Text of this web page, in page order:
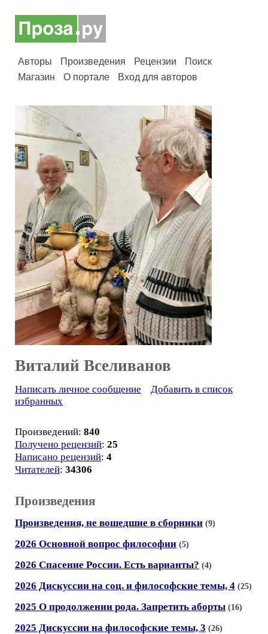
Авторы Произведения Рецензии
Поиск
Магазин
О портале Вход для авторов
Виталий Вселиванов
Написать личное сообщение
Добавить в список
избранных
Произведений: 840
Получено рецензий: 25
Написано рецензий: 4
Читателей: 34306
Произведения
Произведения, не вошедшие в сборники (9)
2026 Основной вопрос философии (5)
2026 Спасение России. Есть варианты? (4)
2026 Дискуссии на соц. и философские темы, 4 (25)
2025 О продолжении рода. Запретить аборты (16)
2025 Дискуссии на философские темы, 3 (26)